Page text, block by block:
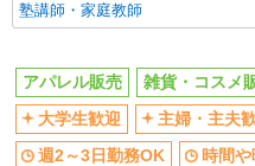
塾講師・家庭教師
アパレル販売 雑貨・コスメ
大学生歓迎
主婦・主夫
週2～3日勤務OK
時間